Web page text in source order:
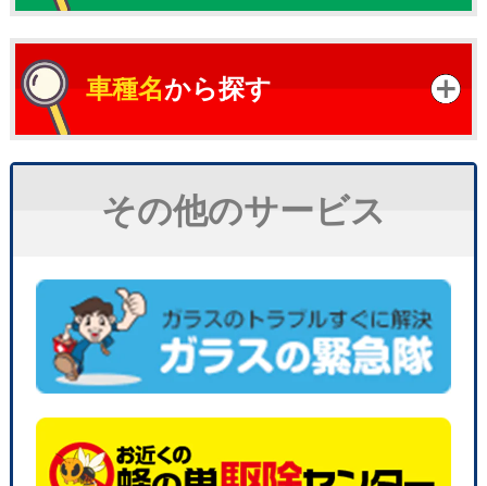
車種名から探す
その他のサービス